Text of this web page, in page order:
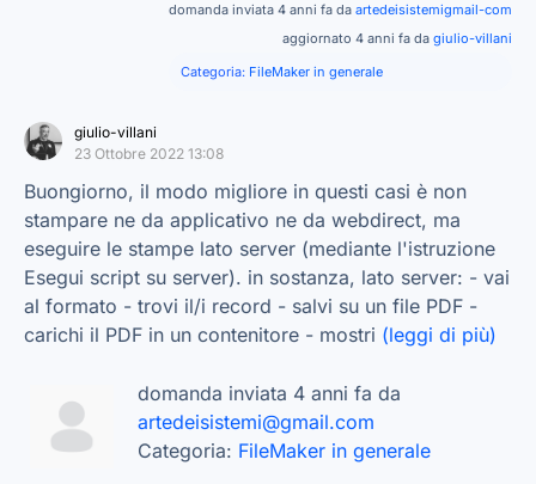
domanda inviata 4 anni fa da artedeisistemigmail-com
aggiornato 4 anni fa da giulio-villani
Categoria: FileMaker in generale
giulio-villani
23 Ottobre 2022 13:08
Buongiorno, il modo migliore in questi casi è non
stampare ne da applicativo ne da webdirect, ma
eseguire le stampe lato server (mediante l'istruzione
Esegui script su server). in sostanza, lato server: - vai
al formato - trovi il/i record - salvi su un file PDF -
carichi il PDF in un contenitore - mostri (leggi di più)
domanda inviata 4 anni fa da
artedeisistemi@gmail.com
Categoria: FileMaker in generale